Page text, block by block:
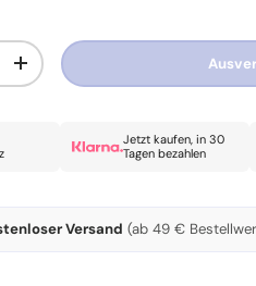
Menge erhöhen
Jetzt kaufen, in 30
Tagen bezahlen
Versand (ab 49 €